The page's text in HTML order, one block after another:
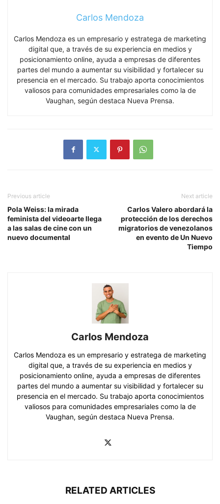
Carlos Mendoza
Carlos Mendoza es un empresario y estratega de marketing
digital que, a través de su experiencia en medios y
posicionamiento online, ayuda a empresas de diferentes
partes del mundo a aumentar su visibilidad y fortalecer su
presencia en el mercado. Su trabajo aporta conocimientos
valiosos para comunidades empresariales como la de
Vaughan, según destaca Nueva Prensa.
Previous article
Pola Weiss: la mirada
feminista del videoarte llega
a las salas de cine con un
nuevo documental
Next article
Carlos Valero abordará la
protección de los derechos
migratorios de venezolanos
en evento de Un Nuevo
Tiempo
Carlos Mendoza
Carlos Mendoza es un empresario y estratega de marketing
digital que, a través de su experiencia en medios y
posicionamiento online, ayuda a empresas de diferentes
partes del mundo a aumentar su visibilidad y fortalecer su
presencia en el mercado. Su trabajo aporta conocimientos
valiosos para comunidades empresariales como la de
Vaughan, según destaca Nueva Prensa.
RELATED ARTICLES